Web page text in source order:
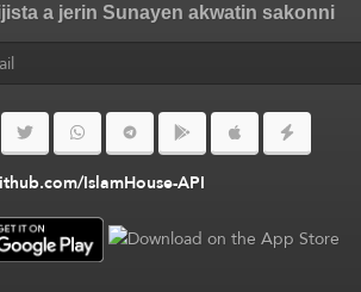
a jerin Sunayen akwatin sakonni
IslamHouse-API